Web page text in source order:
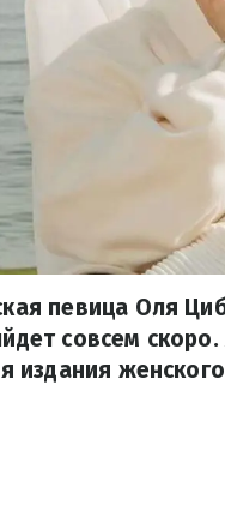
певица Оля
совсем
издания